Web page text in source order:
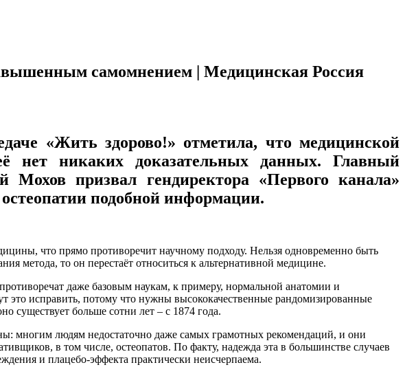
самомнением | Медицинская Россия
«Жить здорово!» отметила, что медицинской
нет никаких доказательных данных. Главный
призвал гендиректора «Первого канала»
подобной информации.
что прямо противоречит научному подходу. Нельзя одновременно быть
метода, то он перестаёт относиться к альтернативной медицине.
даже базовым наукам, к примеру, нормальной анатомии и
это исправить, потому что нужны высококачественные рандомизированные
существует больше сотни лет – с 1874 года.
многим людям недостаточно даже самых грамотных рекомендаций, и они
в том числе, остеопатов. По факту, надежда эта в большинстве случаев
и плацебо-эффекта практически неисчерпаема.